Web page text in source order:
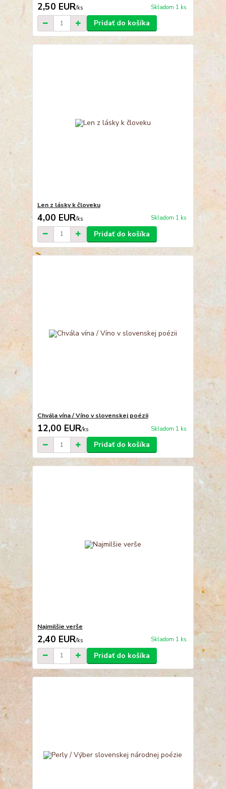
2,50 EUR/ks Skladom 1 ks
Pridať do košíka
Len z lásky k človeku
4,00 EUR/ks Skladom 1 ks
Pridať do košíka
Chvála vína / Víno v slovenskej poézii
12,00 EUR/ks Skladom 1 ks
Pridať do košíka
Najmilšie verše
2,40 EUR/ks Skladom 1 ks
Pridať do košíka